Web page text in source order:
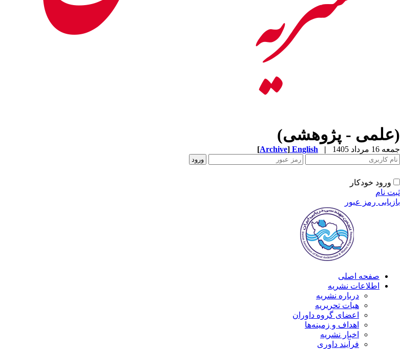
(علمی - پژوهشی)
جمعه 16 مرداد 1405 |
English
[Archive]
ورود خودکار
ثبت نام
بازیابی رمز عبور
صفحه اصلی
اطلاعات نشریه
درباره نشریه
هیات تحریریه
اعضای گروه داوران
اهداف و زمینه‌ها
اخبار نشریه
فرآیند داوری